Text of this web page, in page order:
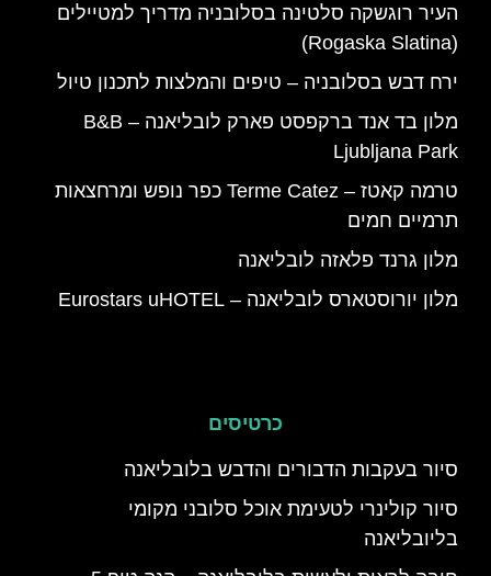
העיר רוגשקה סלטינה בסלובניה מדריך למטיילים
(Rogaska Slatina)
ירח דבש בסלובניה – טיפים והמלצות לתכנון טיול
מלון בד אנד ברקפסט פארק לובליאנה – B&B
Ljubljana Park
טרמה קאטז – Terme Catez כפר נופש ומרחצאות
תרמיים חמים
מלון גרנד פלאזה לובליאנה
מלון יורוסטארס לובליאנה – Eurostars uHOTEL
כרטיסים
סיור בעקבות הדבורים והדבש בלובליאנה
סיור קולינרי לטעימת אוכל סלובני מקומי
בליובליאנה